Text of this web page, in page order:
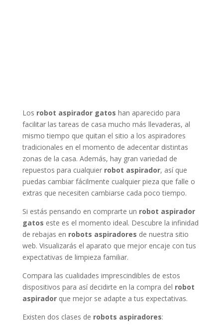
Los robot aspirador gatos han aparecido para
facilitar las tareas de casa mucho más llevaderas, al
mismo tiempo que quitan el sitio a los aspiradores
tradicionales en el momento de adecentar distintas
zonas de la casa. Además, hay gran variedad de
repuestos para cualquier robot aspirador, así que
puedas cambiar fácilmente cualquier pieza que falle o
extras que necesiten cambiarse cada poco tiempo.
Si estás pensando en comprarte un robot aspirador
gatos este es el momento ideal. Descubre la infinidad
de rebajas en robots aspiradores de nuestra sitio
web. Visualizarás el aparato que mejor encaje con tus
expectativas de limpieza familiar.
Compara las cualidades imprescindibles de estos
dispositivos para así decidirte en la compra del robot
aspiradorque mejor se adapte a tus expectativas.
Existen dos clases de robots aspiradores: